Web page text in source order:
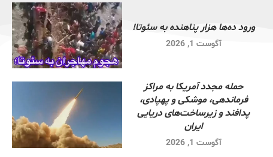
ورود ده‌ها هزار پناهنده به سئوتا!
آگوست 1, 2026
حمله مجدد آمریکا به مراکز
فرماندهی، موشکی و پهپادی،
پدافند و زیرساخت‌های دریایی
ایران
آگوست 1, 2026